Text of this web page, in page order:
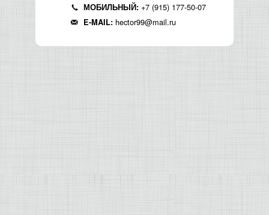
МОБИЛЬНЫЙ: +7 (915) 177-50-07
E-MAIL: hector99@mail.ru